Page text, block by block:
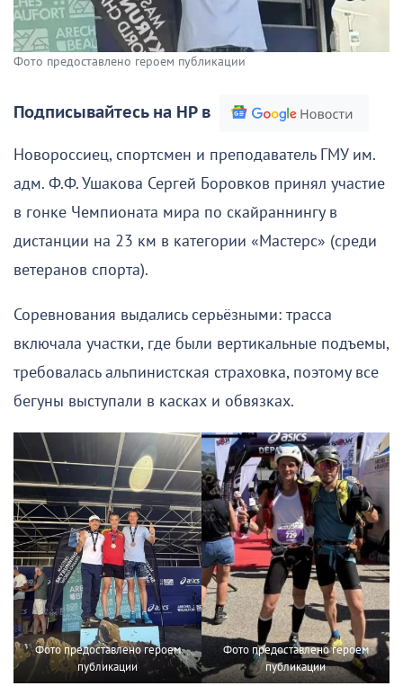
Фото предоставлено героем публикации
Подписывайтесь на НР в
Новороссиец, спортсмен и преподаватель ГМУ им.
адм. Ф.Ф. Ушакова Сергей Боровков принял участие
в гонке Чемпионата мира по скайраннингу в
дистанции на 23 км в категории «Мастерс» (среди
ветеранов спорта).
Соревнования выдались серьёзными: трасса
включала участки, где были вертикальные подъемы,
требовалась альпинистская страховка, поэтому все
бегуны выступали в касках и обвязках.
Фото предоставлено героем
публикации
Фото предоставлено героем
публикации